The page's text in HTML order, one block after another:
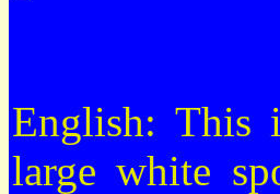
English: This
large white